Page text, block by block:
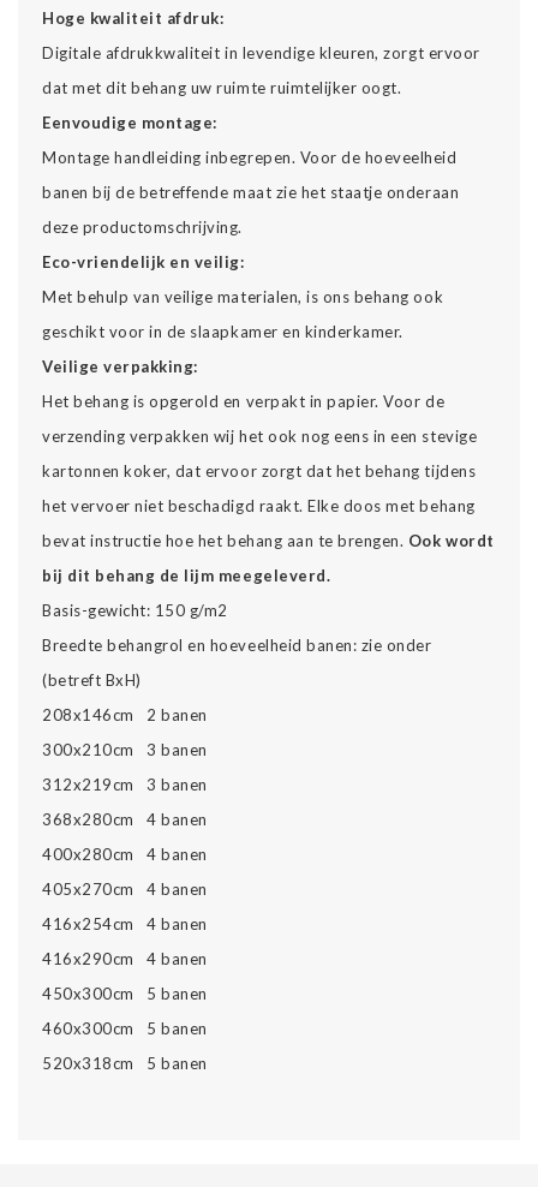
Hoge kwaliteit afdruk:
Digitale afdrukkwaliteit in levendige kleuren, zorgt ervoor
dat met dit behang uw ruimte ruimtelijker oogt.
Eenvoudige montage:
Montage handleiding inbegrepen. Voor de hoeveelheid
banen bij de betreffende maat zie het staatje onderaan
deze productomschrijving.
Eco-vriendelijk en veilig:
Met behulp van veilige materialen, is ons behang ook
geschikt voor in de slaapkamer en kinderkamer.
Veilige verpakking:
Het behang is opgerold en verpakt in papier. Voor de
verzending verpakken wij het ook nog eens in een stevige
kartonnen koker, dat ervoor zorgt dat het behang tijdens
het vervoer niet beschadigd raakt. Elke doos met behang
bevat instructie hoe het behang aan te brengen. Ook wordt
bij dit behang de lijm meegeleverd.
Basis-gewicht: 150 g/m2
Breedte behangrol en hoeveelheid banen: zie onder
(betreft BxH)
208x146cm 2 banen
300x210cm 3 banen
312x219cm 3 banen
368x280cm 4 banen
400x280cm 4 banen
405x270cm 4 banen
416x254cm 4 banen
416x290cm 4 banen
450x300cm 5 banen
460x300cm 5 banen
520x318cm 5 banen